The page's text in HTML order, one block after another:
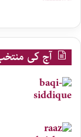
آج کی